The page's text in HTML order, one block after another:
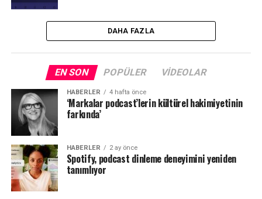
DAHA FAZLA
EN SON POPÜLER VIDEOLAR
HABERLER 4 hafta önce
‘Markalar podcast’lerin kültürel hakimiyetinin
farkında’
HABERLER 2 ay önce
Spotify, podcast dinleme deneyimini yeniden
tanımlıyor